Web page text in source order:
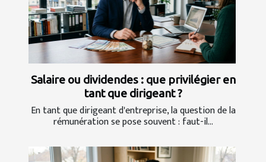
Salaire ou dividendes : que privilégier en
tant que dirigeant ?
En tant que dirigeant d'entreprise, la question de la
rémunération se pose souvent : faut-il...